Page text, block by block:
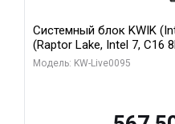
Системный блок KWIK
(Raptor Lake, Intel 7, C16
модуля)/ Afox RTX4090
Модель: KW-Live0095